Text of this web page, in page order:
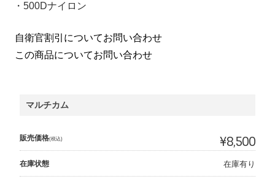
・500Dナイロン
自衛官割引についてお問い合わせ
この商品についてお問い合わせ
マルチカム
販売価格(税込) ¥8,500
在庫状態 在庫有り